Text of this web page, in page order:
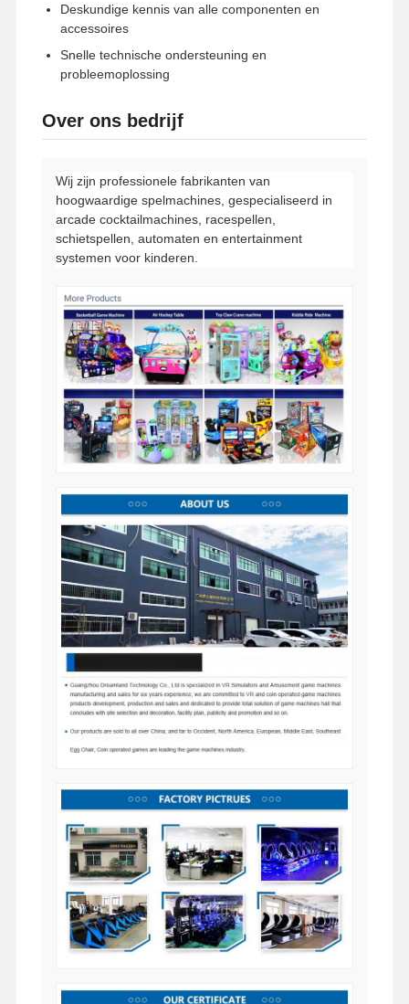
Deskundige kennis van alle componenten en
accessoires
Snelle technische ondersteuning en
probleemoplossing
Over ons bedrijf
Wij zijn professionele fabrikanten van
hoogwaardige spelmachines, gespecialiseerd in
arcade cocktailmachines, racespellen,
schietspellen, automaten en entertainment
systemen voor kinderen.